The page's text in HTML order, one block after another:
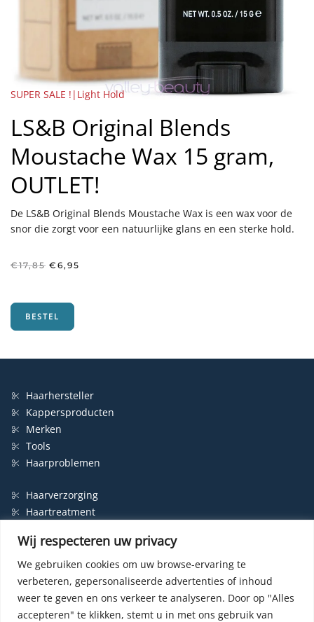
Wij respecteren uw privacy
We gebruiken cookies om uw browse-ervaring te
verbeteren, gepersonaliseerde advertenties of inhoud
weer te geven en ons verkeer te analyseren. Door op "Alles
accepteren" te klikken, stemt u in met ons gebruik van
SUPER SALE !|Light Hold
LS&B Original Blends
Moustache Wax 15 gram,
OUTLET!
De LS&B Original Blends Moustache Wax is een wax voor de
snor die zorgt voor een natuurlijke glans en een sterke hold.
€17,85 Oorspronkelijke
€ 6,95
BESTEL
Haarhersteller
Kappersproducten
Merken
Tools
Haarproblemen
Haarverzorging
Haartreatment
Styling
Shampoo
Haarverf
Permanente haarverf